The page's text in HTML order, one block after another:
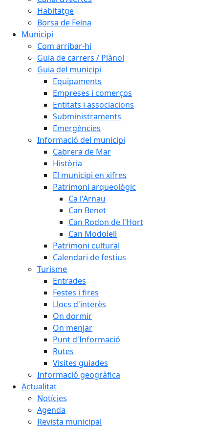
Habitatge
Borsa de Feina
Municipi
Com arribar-hi
Guia de carrers / Plànol
Guia del municipi
Equipaments
Empreses i comerços
Entitats i associacions
Subministraments
Emergències
Informació del municipi
Cabrera de Mar
Història
El municipi en xifres
Patrimoni arqueològic
Ca l'Arnau
Can Benet
Can Rodon de l'Hort
Can Modolell
Patrimoni cultural
Calendari de festius
Turisme
Entrades
Festes i fires
Llocs d'interès
On dormir
On menjar
Punt d'Informació
Rutes
Visites guiades
Informació geogràfica
Actualitat
Notícies
Agenda
Revista municipal